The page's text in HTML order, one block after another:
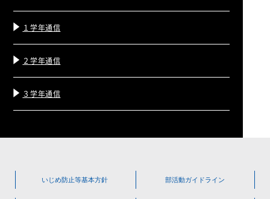
１学年通信
２学年通信
３学年通信
いじめ防止等基本方針 部活動ガイドライン